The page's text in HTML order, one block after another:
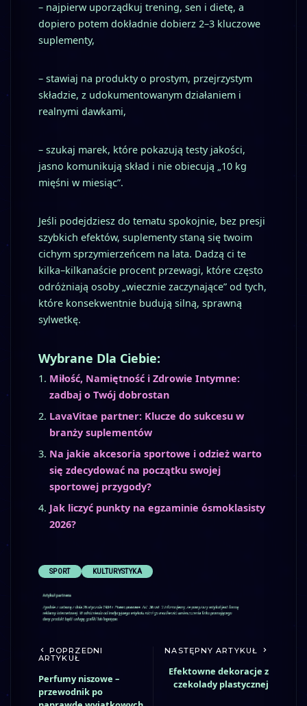
– najpierw uporządkuj trening, sen i dietę, a
dopiero potem dokładnie dobierz 2–3 kluczowe
suplementy,
– stawiaj na produkty o prostym, przejrzystym
składzie, z udokumentowanym działaniem i
realnymi dawkami,
– szukaj marek, które pokazują testy jakości,
jasno komunikują skład i nie obiecują „10 kg
mięśni w miesiąc”.
Jeśli podejdziesz do tematu spokojnie, bez presji
szybkich efektów, suplementy staną się twoim
cichym sprzymierzeńcem na lata. Dadzą ci te
kilka–kilkanaście procent przewagi, które często
odróżniają osoby „wiecznie zaczynające” od tych,
które konsekwentnie budują silną, sprawną
sylwetkę.
Wybrane Dla Ciebie:
Miłość, Namiętność i Zdrowie Intymne:
zadbaj o Twój dobrostan
LavaVitae partner: Klucze do sukcesu w
branży suplementów
Na jakie akcesoria sportowe i odzież warto
się zdecydować na początku swojej
sportowej przygody?
Jak liczyć punkty na egzaminie ósmoklasisty
2026?
SPORT KULTURYSTYKA
POPRZEDNI
ARTYKUŁ
Perfumy niszowe –
przewodnik po
NASTĘPNY ARTYKUŁ
Efektowne dekoracje z
czekolady plastycznej